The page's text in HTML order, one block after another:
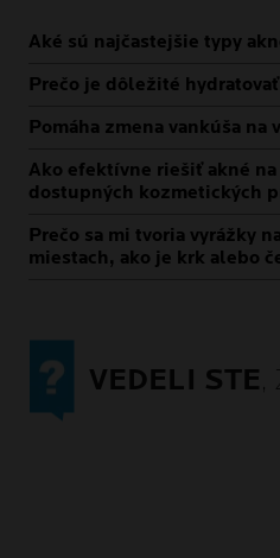
Aké sú najčastejšie typy
Prečo je dôležité
Pomáha zmena vankúša na
Ako efektívne riešiť akné
dostupných kozmetických
Prečo sa mi tvoria vyrážky
miestach, ako je krk alebo
VEDELI STE,